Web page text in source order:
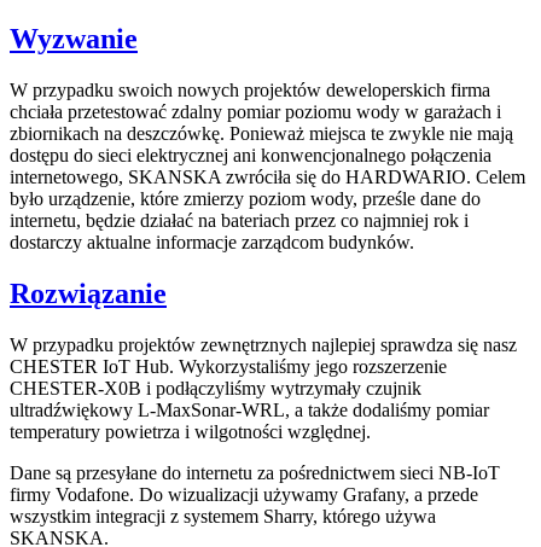
Wyzwanie
W przypadku swoich nowych projektów deweloperskich firma
chciała przetestować zdalny pomiar poziomu wody w garażach i
zbiornikach na deszczówkę. Ponieważ miejsca te zwykle nie mają
dostępu do sieci elektrycznej ani konwencjonalnego połączenia
internetowego, SKANSKA zwróciła się do HARDWARIO. Celem
było urządzenie, które zmierzy poziom wody, prześle dane do
internetu, będzie działać na bateriach przez co najmniej rok i
dostarczy aktualne informacje zarządcom budynków.
Rozwiązanie
W przypadku projektów zewnętrznych najlepiej sprawdza się nasz
CHESTER IoT Hub. Wykorzystaliśmy jego rozszerzenie
CHESTER-X0B i podłączyliśmy wytrzymały czujnik
ultradźwiękowy L-MaxSonar-WRL, a także dodaliśmy pomiar
temperatury powietrza i wilgotności względnej.
Dane są przesyłane do internetu za pośrednictwem sieci NB-IoT
firmy Vodafone. Do wizualizacji używamy Grafany, a przede
wszystkim integracji z systemem Sharry, którego używa
SKANSKA.